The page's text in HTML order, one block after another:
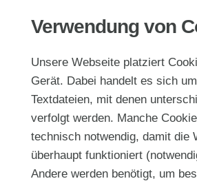
Verwendung von
Unsere Webseite platziert
Gerät. Dabei handelt es sich
Textdateien, mit denen
verfolgt werden. Manche
technisch notwendig, damit die
überhaupt funktioniert
Andere werden benötigt, um